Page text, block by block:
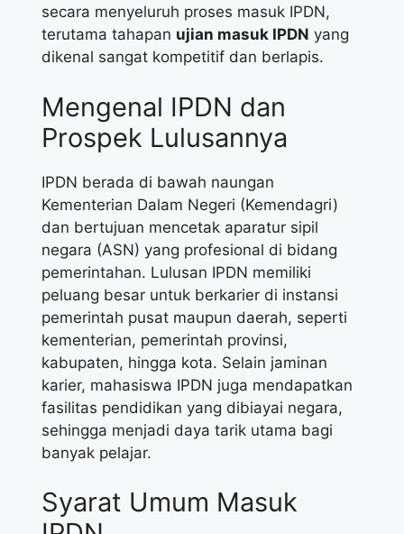
secara menyeluruh proses masuk IPDN,
terutama tahapan ujian masuk IPDN yang
dikenal sangat kompetitif dan berlapis.
Mengenal IPDN dan
Prospek Lulusannya
IPDN berada di bawah naungan
Kementerian Dalam Negeri (Kemendagri)
dan bertujuan mencetak aparatur sipil
negara (ASN) yang profesional di bidang
pemerintahan. Lulusan IPDN memiliki
peluang besar untuk berkarier di instansi
pemerintah pusat maupun daerah, seperti
kementerian, pemerintah provinsi,
kabupaten, hingga kota. Selain jaminan
karier, mahasiswa IPDN juga mendapatkan
fasilitas pendidikan yang dibiayai negara,
sehingga menjadi daya tarik utama bagi
banyak pelajar.
Syarat Umum Masuk